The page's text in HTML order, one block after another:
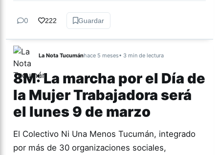
0 222 Guardar
La Nota Tucumánhace 5 meses• 3 min de lectura
8M: La marcha por el Día de
la Mujer Trabajadora será
el lunes 9 de marzo
El Colectivo Ni Una Menos Tucumán, integrado
por más de 30 organizaciones sociales,